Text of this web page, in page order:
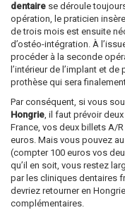
dentaire se déroule
opération, le praticien
de trois mois est ensuite
d’ostéo-intégration. À
procéder à la seconde
l’intérieur de l’implant et
prothèse qui sera
Par conséquent, si vous
Hongrie, il faut prévoir
France, vos deux billets A/
euros. Mais vous pouvez
(compter 100 euros vos
qu’il en soit, vous restez
par les cliniques dentaires
devriez retourner en
complémentaires.